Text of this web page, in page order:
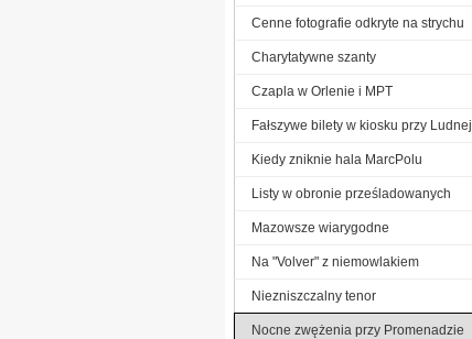
Cenne fotografie odkryte na strychu
Charytatywne szanty
Czapla w Orlenie i MPT
Fałszywe bilety w kiosku przy Ludnej
Kiedy zniknie hala MarcPolu
Listy w obronie prześladowanych
Mazowsze wiarygodne
Na "Volver" z niemowlakiem
Niezniszczalny tenor
Nocne zwężenia przy Promenadzie